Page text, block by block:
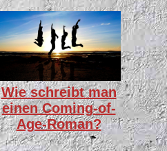
Wie schreibt man
einen Coming-of-
Age-Roman?